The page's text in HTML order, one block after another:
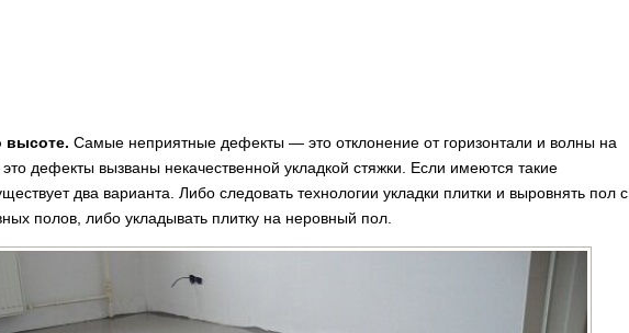
высоте. Самые неприятные дефекты — это отклонение от горизонтали и волны на
дефекты вызваны некачественной укладкой стяжки. Если имеются такие
два варианта. Либо следовать технологии укладки плитки и выровнять пол с
полов, либо укладывать плитку на неровный пол.